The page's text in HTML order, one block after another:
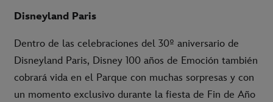
Disneyland Paris
Dentro de las celebraciones del 30º aniversario de
Disneyland Paris, Disney 100 años de Emoción también
cobrará vida en el Parque con muchas sorpresas y con
un momento exclusivo durante la fiesta de Fin de Año